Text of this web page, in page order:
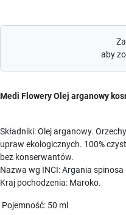
aby
Medi Flowery Olej arganowy
Składniki: Olej arganowy.
upraw ekologicznych. 100%
bez konserwantów.
Nazwa wg INCI: Argania spinosa
Kraj pochodzenia: Maroko.
Pojemność: 50 ml